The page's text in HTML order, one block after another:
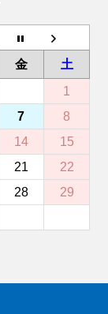
金
土
1
7
8
14
15
21
22
28
29